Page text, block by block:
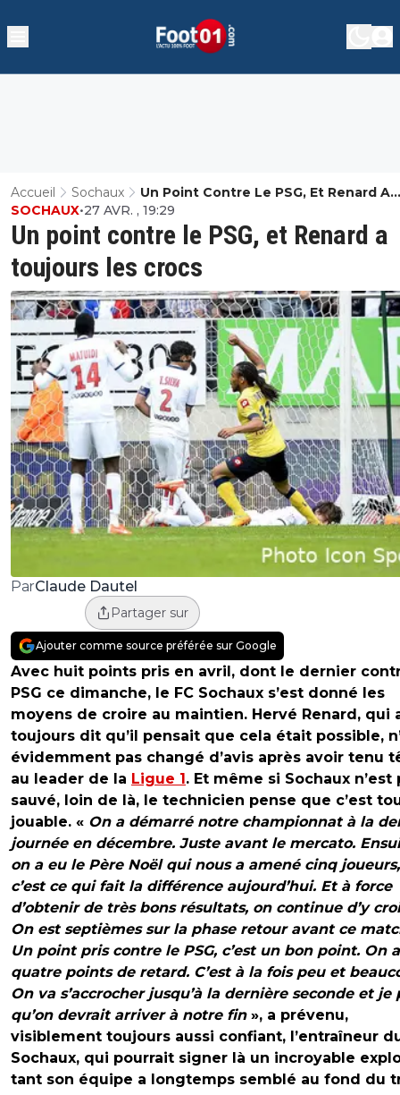
Accueil Sochaux
Un Point Contre Le PSG, Et Renard A
Toujours Les Crocs
Un point contre le PSG, et Renard a
toujours les crocs
SOCHAUX•27 AVR. , 19:29
ParClaude Dautel
Partager sur
Ajouter comme source préférée sur Google
Avec huit points pris en avril, dont le dernier
PSG ce dimanche, le FC Sochaux s’est donné les
moyens de croire au maintien. Hervé Renard, qui
toujours dit qu’il pensait que cela était possible,
évidemment pas changé d’avis après avoir tenu
au leader de la Ligue 1. Et même si Sochaux n’est
sauvé, loin de là, le technicien pense que c’est
jouable. « On a démarré notre championnat à la
journée en décembre. Juste avant le mercato.
on a eu le Père Noël qui nous a amené cinq
c’est ce qui fait la différence aujourd’hui. Et à force
d’obtenir de très bons résultats, on continue d’y
On est septièmes sur la phase retour avant ce
Un point pris contre le PSG, c’est un bon point. On a
quatre points de retard. C’est à la fois peu et
On va s’accrocher jusqu’à la dernière seconde et je
qu’on devrait arriver à notre fin», a prévenu,
visiblement toujours aussi confiant, l’entraîneur
Sochaux, qui pourrait signer là un incroyable
tant son équipe a longtemps semblé au fond du